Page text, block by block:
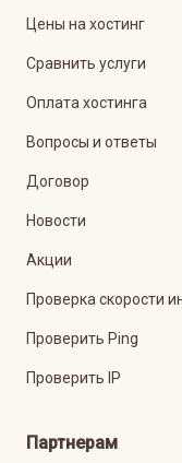
Цены на хостинг
Сравнить услуги
Оплата хостинга
Вопросы и ответы
Договор
Новости
Акции
Проверка скорости
Проверить Ping
Проверить IP
Партнерам